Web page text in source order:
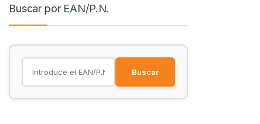
Buscar por EAN/P.N.
Buscar